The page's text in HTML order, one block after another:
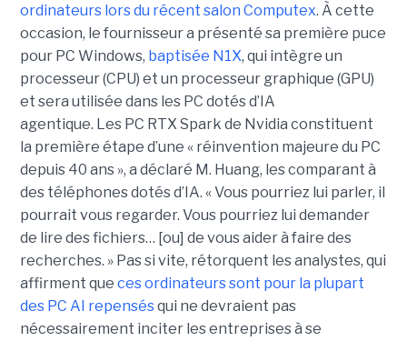
ordinateurs lors du récent salon Computex. À cette
occasion, le fournisseur a présenté sa première puce
pour PC Windows, baptisée N1X, qui intègre un
processeur (CPU) et un processeur graphique (GPU)
et sera utilisée dans les PC dotés d’IA
agentique. Les PC RTX Spark de Nvidia constituent
la première étape d’une « réinvention majeure du PC
depuis 40 ans », a déclaré M. Huang, les comparant à
des téléphones dotés d’IA. « Vous pourriez lui parler, il
pourrait vous regarder. Vous pourriez lui demander
de lire des fichiers… [ou] de vous aider à faire des
recherches. » Pas si vite, rétorquent les analystes, qui
affirment que ces ordinateurs sont pour la plupart
des PC AI repensésqui ne devraient pas
nécessairement inciter les entreprises à se